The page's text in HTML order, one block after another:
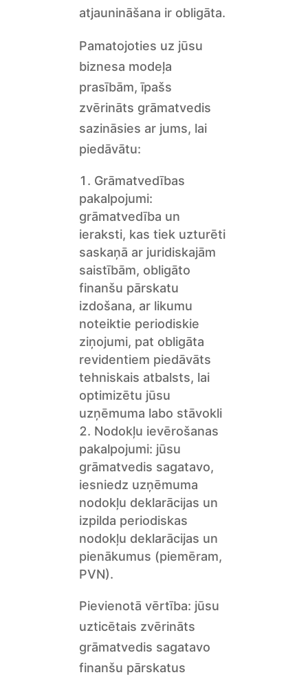
atjaunināšana ir obligāta.
Pamatojoties uz jūsu
biznesa modeļa
prasībām, īpašs
zvērināts grāmatvedis
sazināsies ar jums, lai
piedāvātu:
Grāmatvedības
pakalpojumi:
grāmatvedība un
ieraksti, kas tiek uzturēti
saskaņā ar juridiskajām
saistībām, obligāto
finanšu pārskatu
izdošana, ar likumu
noteiktie periodiskie
ziņojumi, pat obligāta
revidentiem piedāvāts
tehniskais atbalsts, lai
optimizētu jūsu
uzņēmuma labo stāvokli
Nodokļu ievērošanas
pakalpojumi: jūsu
grāmatvedis sagatavo,
iesniedz uzņēmuma
nodokļu deklarācijas un
izpilda periodiskas
nodokļu deklarācijas un
pienākumus (piemēram,
PVN).
Pievienotā vērtība: jūsu
uzticētais zvērināts
grāmatvedis sagatavo
finanšu pārskatus